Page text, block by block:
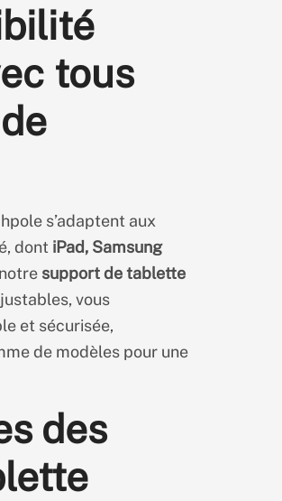
tous
s’adaptent aux
dont iPad, Samsung
support de tablette
vous
et sécurisée,
de modèles pour une
des